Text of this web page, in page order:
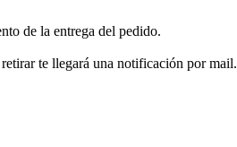
de la entrega del pedido.
te llegará una notificación por mail.